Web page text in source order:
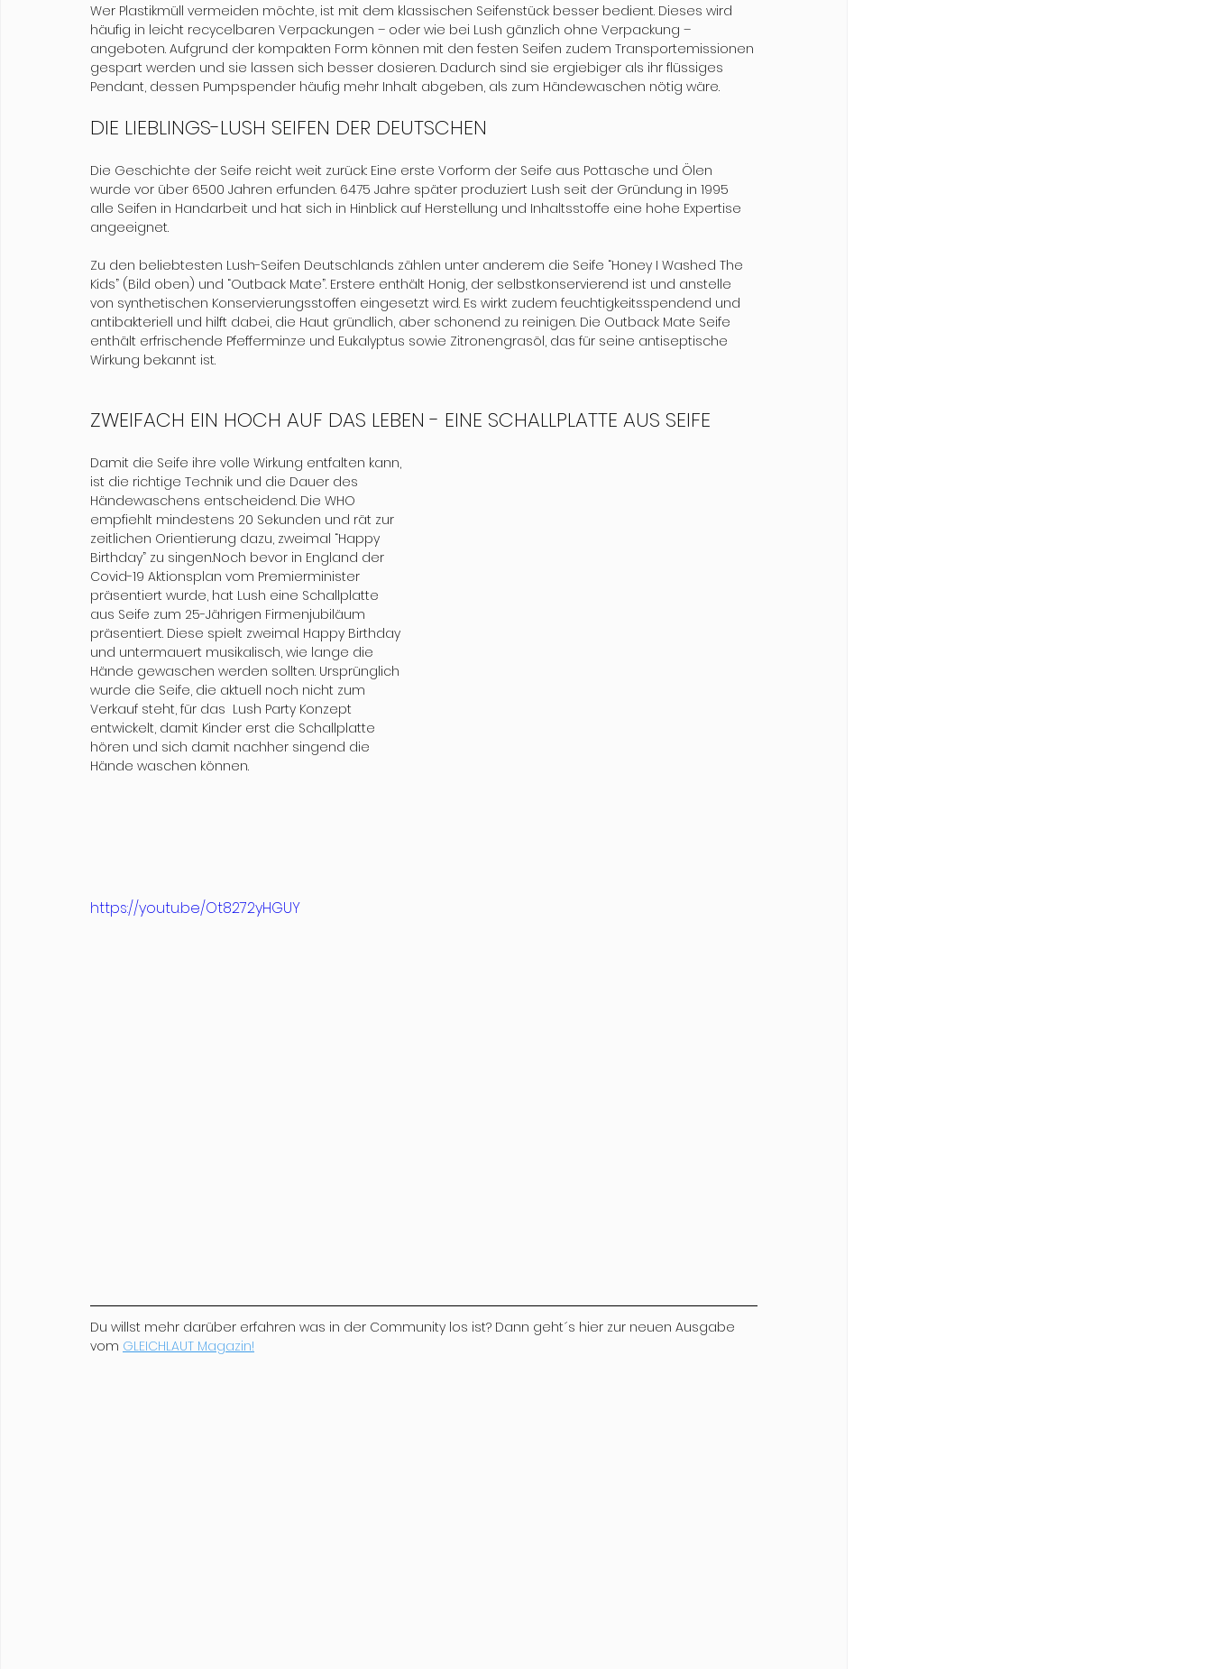
Wer Plastikmüll vermeiden möchte, ist mit dem klassischen Seifenstück besser bedient. Dieses wird
häufig in leicht recycelbaren Verpackungen – oder wie bei Lush gänzlich ohne Verpackung –
angeboten. Aufgrund der kompakten Form können mit den festen Seifen zudem Transportemissionen
gespart werden und sie lassen sich besser dosieren. Dadurch sind sie ergiebiger als ihr flüssiges
Pendant, dessen Pumpspender häufig mehr Inhalt abgeben, als zum Händewaschen nötig wäre.
DIE LIEBLINGS-LUSH SEIFEN DER DEUTSCHEN
Die Geschichte der Seife reicht weit zurück: Eine erste Vorform der Seife aus Pottasche und Ölen
wurde vor über 6500 Jahren erfunden. 6475 Jahre später produziert Lush seit der Gründung in 1995
alle Seifen in Handarbeit und hat sich in Hinblick auf Herstellung und Inhaltsstoffe eine hohe Expertise
angeeignet.
Zu den beliebtesten Lush-Seifen Deutschlands zählen unter anderem die Seife “Honey I Washed The
Kids” (Bild oben) und “Outback Mate”. Erstere enthält Honig, der selbstkonservierend ist und anstelle
von synthetischen Konservierungsstoffen eingesetzt wird. Es wirkt zudem feuchtigkeitsspendend und
antibakteriell und hilft dabei, die Haut gründlich, aber schonend zu reinigen. Die Outback Mate Seife
enthält erfrischende Pfefferminze und Eukalyptus sowie Zitronengrasöl, das für seine antiseptische
Wirkung bekannt ist.
ZWEIFACH EIN HOCH AUF DAS LEBEN - EINE SCHALLPLATTE AUS SEIFE
Damit die Seife ihre volle Wirkung entfalten kann,
ist die richtige Technik und die Dauer des
Händewaschens entscheidend. Die WHO
empfiehlt mindestens 20 Sekunden und rät zur
zeitlichen Orientierung dazu, zweimal “Happy
Birthday” zu singen.Noch bevor in England der
Covid-19 Aktionsplan vom Premierminister
präsentiert wurde, hat Lush eine Schallplatte
aus Seife zum 25-Jährigen Firmenjubiläum
präsentiert. Diese spielt zweimal Happy Birthday
und untermauert musikalisch, wie lange die
Hände gewaschen werden sollten. Ursprünglich
wurde die Seife, die aktuell noch nicht zum
Verkauf steht, für das  Lush Party Konzept
entwickelt, damit Kinder erst die Schallplatte
hören und sich damit nachher singend die
Hände waschen können.
https://youtu.be/Ot8272yHGUY
Du willst mehr darüber erfahren was in der Community los ist? Dann geht´s hier zur neuen Ausgabe
vom GLEICHLAUT Magazin!